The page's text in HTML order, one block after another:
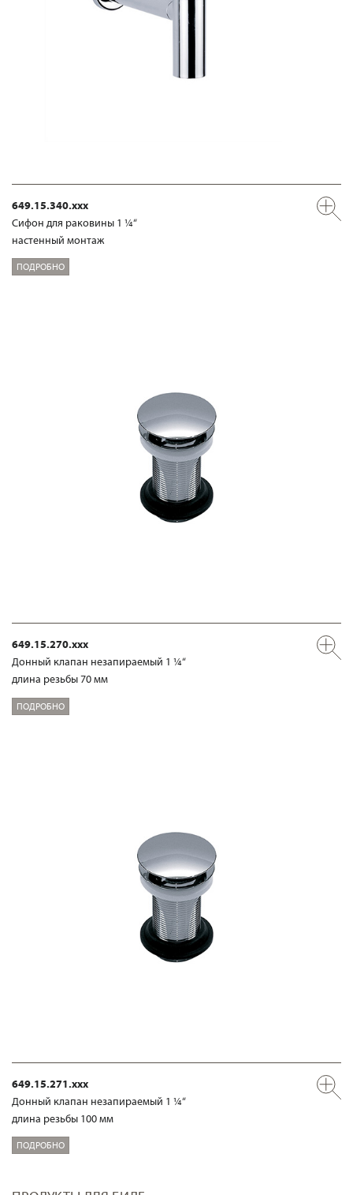
649.15.340.xxx
Сифон для раковины 1 ¼“
настенный монтаж
ПОДРОБНО
649.15.270.xxx
Донный клапан незапираемый 1 ¼“
длина резьбы 70 мм
ПОДРОБНО
649.15.271.xxx
Донный клапан незапираемый 1 ¼“
длина резьбы 100 мм
ПОДРОБНО